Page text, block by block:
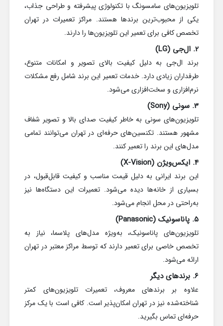
تلویزیون‌های سامسونگ با تکنولوژی پیشرفته و طراحی جذاب،
یکی از محبوب‌ترین برندها هستند. مراکز تعمیرات در تهران
تخصص کافی برای تعمیر این تلویزیون‌ها را دارند.
2. ال‌جی (LG)
برند ال‌جی به دلیل کیفیت بالای تصویر و امکانات متنوع،
طرفداران زیادی دارد. خدمات تعمیر این برند شامل رفع مشکلات
نرم‌افزاری و سخت‌افزاری می‌شود.
3. سونی (Sony)
تلویزیون‌های سونی به خاطر کیفیت صدای بالا و تصویر شفاف
مشهور هستند. تکنسین‌های حرفه‌ای در تهران می‌توانند تمامی
مدل‌های این برند را تعمیر کنند.
4. ایکس‌ویژن (X-Vision)
این برند ایرانی به دلیل قیمت مناسب و کیفیت قابل‌قبول، در
بسیاری از خانه‌ها دیده می‌شود. تعمیرات این دستگاه‌ها نیز
به‌راحتی در محل انجام می‌شود.
5. پاناسونیک (Panasonic)
تلویزیون‌های پاناسونیک، به‌ویژه مدل‌های پلاسما، نیاز به
تخصص خاصی برای تعمیر دارند که توسط مراکز معتبر در تهران
ارائه می‌شود.
6. برندهای دیگر
علاوه بر برندهای معروف، تعمیرات تلویزیون‌های کمتر
شناخته‌شده نیز در تهران امکان‌پذیر است. کافی است با یک مرکز
حرفه‌ای تماس بگیرید.